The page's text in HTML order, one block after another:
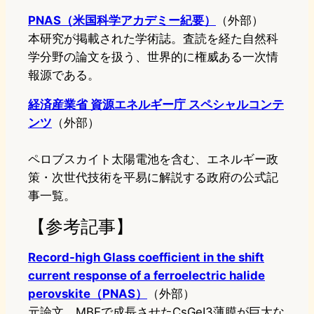
PNAS（米国科学アカデミー紀要）
（外部）
本研究が掲載された学術誌。査読を経た自然科
学分野の論文を扱う、世界的に権威ある一次情
報源である。
経済産業省 資源エネルギー庁 スペシャルコンテ
ンツ （外部）
ペロブスカイト太陽電池を含む、エネルギー政
策・次世代技術を平易に解説する政府の公式記
事一覧。
【参考記事】
Record-high Glass coefficient in the shift
current response of a ferroelectric halide
perovskite（PNAS）
（外部）